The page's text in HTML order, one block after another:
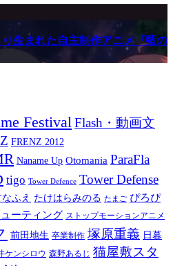
生まれた自主制作アニメ『藍の
Festival Flash・動画文
FRENZ 2012
Naname Up Otomania ParaFla
tigo Tower Defence Tower Defense
ふえ たけはらみのる たまご ぴろぴ
ーティング ストップモーションアニメ
前田地生 卒業制作 塚原重義 日暮
ケンシロウ 森野あるじ 猫屋敷スタ